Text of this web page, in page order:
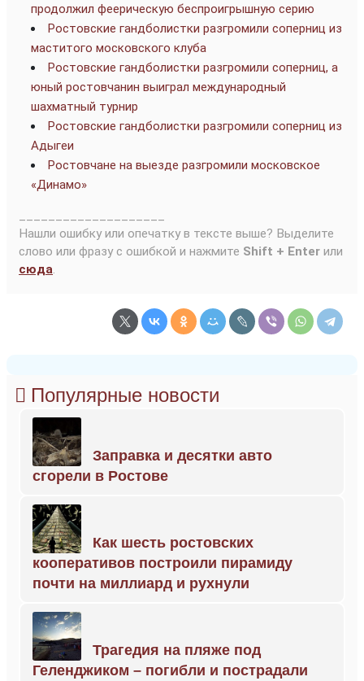
продолжил феерическую беспроигрышную серию
Ростовские гандболистки разгромили соперниц из
маститого московского клуба
Ростовские гандболистки разгромили соперниц, а
юный ростовчанин выиграл международный
шахматный турнир
Ростовские гандболистки разгромили соперниц из
Адыгеи
Ростовчане на выезде разгромили московское
«Динамо»
Нашли ошибку или опечатку в тексте выше? Выделите
слово или фразу с ошибкой и нажмите Shift + Enter или
сюда.
Популярные новости
Заправка и десятки авто
сгорели в Ростове
Как шесть ростовских
кооперативов построили пирамиду
почти на миллиард и рухнули
Трагедия на пляже под
Геленджиком – погибли и пострадали